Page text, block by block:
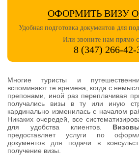
ОФОРМИТЬ ВИЗУ
Удобная подготовка документов для
Или звоните нам прямо
8 (347) 266-42-
Многие туристы и
вспоминают те времена, когда с
препонами, иной раз переплачивая
получались визы в ту или иную
кардинально изменилась с началом
Никаких очередей, все
для удобства клиентов.
предоставляет услуги по
документов для подачи в
получение визы.